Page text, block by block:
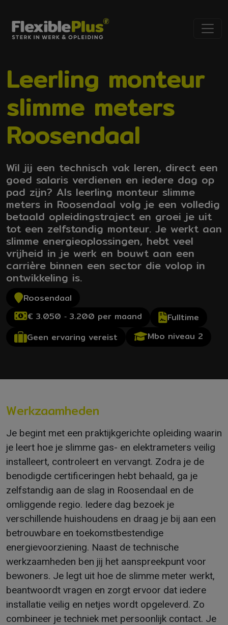
Leerling monteur
slimme meters
Roosendaal
Wil jij een technisch vak leren, direct een
goed salaris verdienen en iedere dag op
pad zijn? Als leerling monteur slimme
meters in Roosendaal volg je een volledig
betaald opleidingstraject en groei je uit
tot een zelfstandig monteur. Je werkt aan
slimme energieoplossingen, hebt veel
vrijheid in je werk en bouwt aan een
carrière binnen een sector die volop in
ontwikkeling is.
Roosendaal
€ 3.050 ‐ 3.200 per maand
Fulltime
Geen ervaring vereist
Mbo niveau 2
Werkzaamheden
Je begint met een praktijkgerichte opleiding waarin
je leert hoe je slimme gas- en elektrameters veilig
installeert, controleert en vervangt. Zodra je de
benodigde certificeringen hebt behaald, ga je
zelfstandig aan de slag in Roosendaal en de
omliggende regio. Iedere dag bezoek je
verschillende huishoudens en draag je bij aan een
betrouwbare en toekomstbestendige
energievoorziening. Naast de technische
werkzaamheden ben jij het aanspreekpunt voor
bewoners. Je legt uit hoe de slimme meter werkt,
beantwoordt vragen en zorgt ervoor dat iedere
installatie veilig en netjes wordt opgeleverd. Zo
combineer je techniek met persoonlijk contact. Je